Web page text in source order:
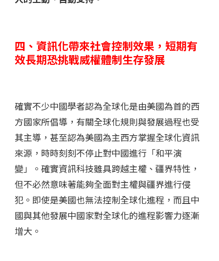
四、資訊化帶來社會控制效果，短期有
效長期恐挑戰威權體制生存發展
確實不少中國學者認為全球化是由美國為首的西
方國家所倡導，有關全球化規則與發展過程也受
其主導，甚至認為美國為主西方掌握全球化資訊
來源，時時刻刻不停止對中國進行「和平演
變」。確實資訊科技雖具跨越主權、疆界特性，
但不必然意味著能夠全面對主權與疆界進行侵
犯。即使是美國也無法控制全球化進程，而且中
國與其他發展中國家對全球化的進程影響力逐漸
增大。